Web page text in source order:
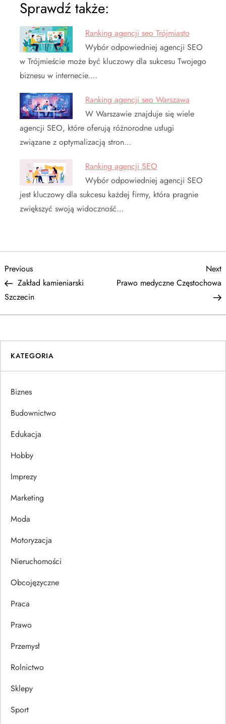
Sprawdź także:
Ranking agencji seo Trójmiasto
Wybór odpowiedniej agencji SEO
w Trójmieście może być kluczowy dla sukcesu Twojego
biznesu w internecie.…
Ranking agencji seo Warszawa
W Warszawie znajduje się wiele
agencji SEO, które oferują różnorodne usługi
związane z optymalizacją stron…
Ranking agencji SEO
Wybór odpowiedniej agencji SEO
jest kluczowy dla sukcesu każdej firmy, która pragnie
zwiększyć swoją widoczność…
N
a
w
i
g
a
c
a
w
p
u
Previous
Post
Previous
Zakład kamieniarski
Szczecin
Next
Prawo medyczne Częstochowa
KATEGORIA
Biznes
Budownictwo
Edukacja
Hobby
Imprezy
Marketing
Moda
Motoryzacja
Nieruchomości
Obcojęzyczne
Praca
Prawo
Przemysł
Rolnictwo
Sklepy
Sport